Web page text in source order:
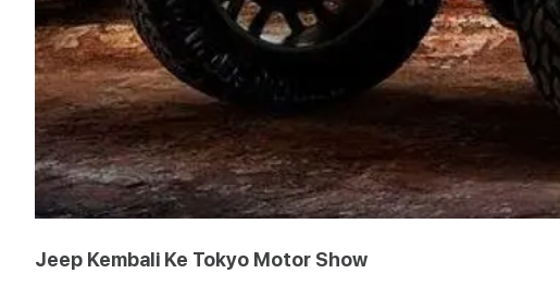
Jeep Kembali Ke Tokyo Motor Show